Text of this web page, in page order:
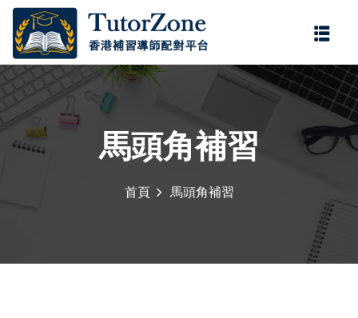
馬頭角補習
首頁 馬頭角補習
登錄